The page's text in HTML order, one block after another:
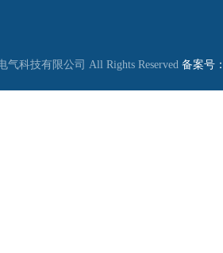
科技有限公司 All Rights Reserved 备案号